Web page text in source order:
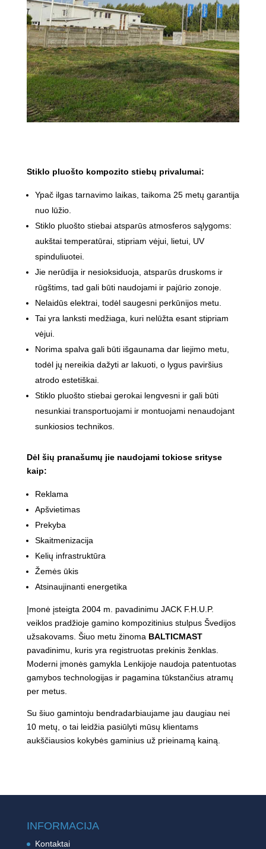
Stiklo pluošto kompozito stiebų privalumai:
Ypač ilgas tarnavimo laikas, taikoma 25 metų garantija
nuo lūžio.
Stiklo pluošto stiebai atsparūs atmosferos sąlygoms:
aukštai temperatūrai, stipriam vėjui, lietui, UV
spinduliuotei.
Jie nerūdija ir nesioksiduoja, atsparūs druskoms ir
rūgštims, tad gali būti naudojami ir pajūrio zonoje.
Nelaidūs elektrai, todėl saugesni perkūnijos metu.
Tai yra lanksti medžiaga, kuri nelūžta esant stipriam
vėjui.
Norima spalva gali būti išgaunama dar liejimo metu,
todėl jų nereikia dažyti ar lakuoti, o lygus paviršius
atrodo estetiškai.
Stiklo pluošto stiebai gerokai lengvesni ir gali būti
nesunkiai transportuojami ir montuojami nenaudojant
sunkiosios technikos.
Dėl šių pranašumų jie naudojami tokiose srityse
kaip:
Reklama
Apšvietimas
Prekyba
Skaitmenizacija
Kelių infrastruktūra
Žemės ūkis
Atsinaujinanti energetika
Įmonė įsteigta 2004 m. pavadinimu JACK F.H.U.P.
veiklos pradžioje gamino kompozitinius stulpus Švedijos
užsakovams. Šiuo metu žinoma BALTICMAST
pavadinimu, kuris yra registruotas prekinis ženklas.
Moderni įmonės gamykla Lenkijoje naudoja patentuotas
gamybos technologijas ir pagamina tūkstančius atramų
per metus.
Su šiuo gamintoju bendradarbiaujame jau daugiau nei
10 metų, o tai leidžia pasiūlyti mūsų klientams
aukščiausios kokybės gaminius už prieinamą kainą.
INFORMACIJA
Kontaktai